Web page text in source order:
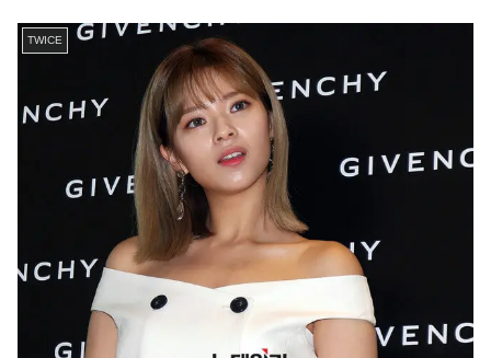
TWICE